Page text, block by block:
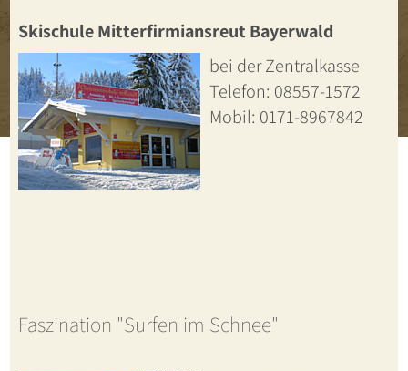
Skischule Mitterfirmiansreut Bayerwald
bei der Zentralkasse
Telefon: 08557-1572
Mobil: 0171-8967842
Faszination "Surfen im Schnee"